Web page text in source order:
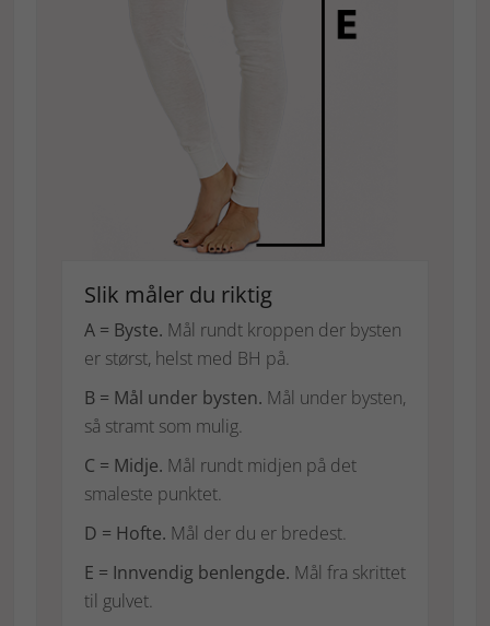
Slik måler du riktig
A = Byste. Mål rundt kroppen der bysten
er størst, helst med BH på.
B = Mål under bysten. Mål under bysten,
så stramt som mulig.
C = Midje. Mål rundt midjen på det
smaleste punktet.
D = Hofte. Mål der du er bredest.
E = Innvendig benlengde. Mål fra skrittet
til gulvet.